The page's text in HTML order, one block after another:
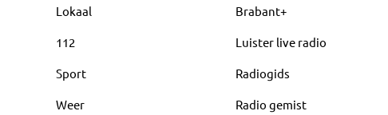
Lokaal
112
Sport
Weer
Brabant+
Luister live radio
Radiogids
Radio gemist